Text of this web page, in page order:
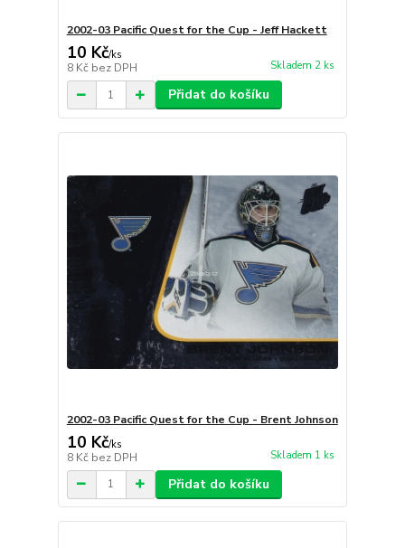
2002-03 Pacific Quest for the Cup - Jeff Hackett
10 Kč/ks
8 Kč bez DPH Skladem 2 ks
Přidat do košíku
2002-03 Pacific Quest for the Cup - Brent Johnson
10 Kč/ks
8 Kč bez DPH Skladem 1 ks
Přidat do košíku